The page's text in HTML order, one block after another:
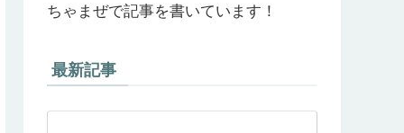
ちゃまぜで記事を書いています！
最新記事